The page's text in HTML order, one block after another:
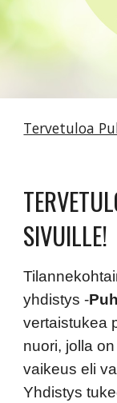
Tervetuloa
SIVUILLE!
yhdistys -
vertaistukea
nuori, jolla
vaikeus eli
Yhdistys